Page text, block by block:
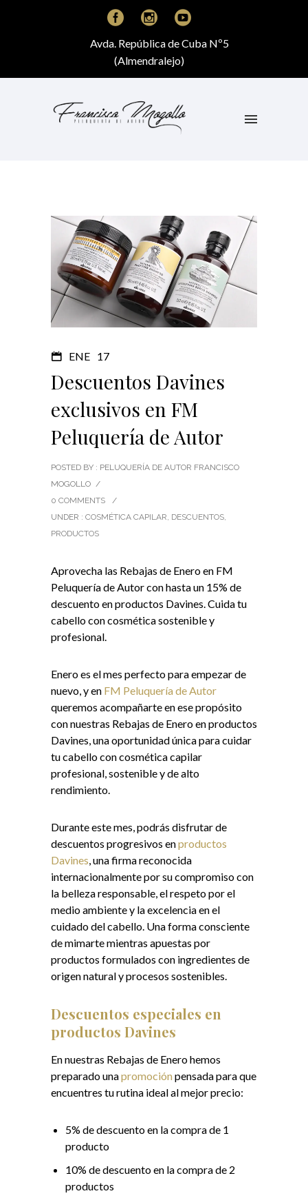
Avda. República de Cuba Nº5
(Almendralejo)
ENE 17
Descuentos Davines
exclusivos en FM
Peluquería de Autor
POSTED BY : PELUQUERÍA DE AUTOR FRANCISCO
MOGOLLO /
0 COMMENTS
/
UNDER : COSMÉTICA CAPILAR, DESCUENTOS,
PRODUCTOS
Aprovecha las Rebajas de Enero en FM
Peluquería de Autor con hasta un 15% de
descuento en productos Davines. Cuida tu
cabello con cosmética sostenible y
profesional.
Enero es el mes perfecto para empezar de
nuevo, y en FM Peluquería de Autor
queremos acompañarte en ese propósito
con nuestras Rebajas de Enero en productos
Davines, una oportunidad única para cuidar
tu cabello con cosmética capilar
profesional, sostenible y de alto
rendimiento.
Durante este mes, podrás disfrutar de
descuentos progresivos enproductos
Davines, una firma reconocida
internacionalmente por su compromiso con
la belleza responsable, el respeto por el
medio ambiente y la excelencia en el
cuidado del cabello. Una forma consciente
de mimarte mientras apuestas por
productos formulados con ingredientes de
origen natural y procesos sostenibles.
Descuentos especiales en
productos Davines
En nuestras Rebajas de Enero hemos
preparado unapromociónpensada para que
encuentres tu rutina ideal al mejor precio:
5% de descuento en la compra de 1
producto
10% de descuento en la compra de 2
productos